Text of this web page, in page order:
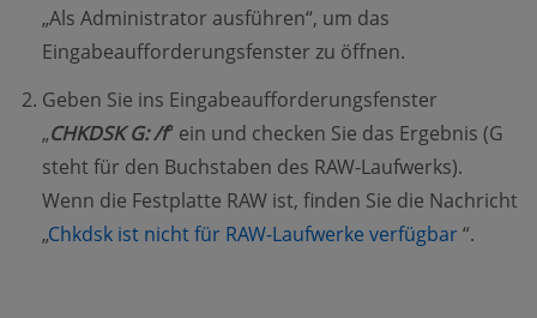
„Als Administrator ausführen“, um das
Eingabeaufforderungsfenster zu öffnen.
Geben Sie ins Eingabeaufforderungsfenster
„CHKDSK G: /f“ ein und checken Sie das Ergebnis (G
steht für den Buchstaben des RAW-Laufwerks).
Wenn die Festplatte RAW ist, finden Sie die Nachricht
„Chkdsk ist nicht für RAW-Laufwerke verfügbar(opens
“.